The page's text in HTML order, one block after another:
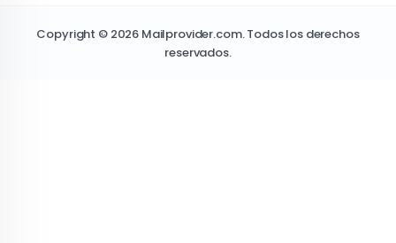
Copyright © 2026 Mailprovider.com. Todos los derechos
reservados.